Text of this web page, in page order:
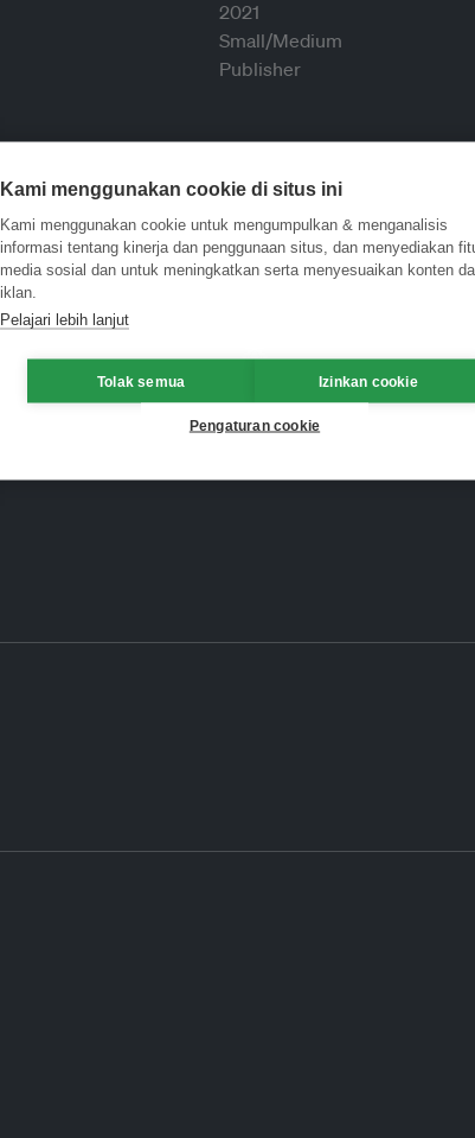
Kami menggunakan cookie di situs ini
Kami menggunakan cookie untuk mengumpulkan & menganalisis
informasi tentang kinerja dan penggunaan situs, dan menyediakan
media sosial dan untuk meningkatkan serta menyesuaikan konten
iklan.
Pelajari lebih lanjut
Tolak semua Izinkan cookie
Pengaturan cookie